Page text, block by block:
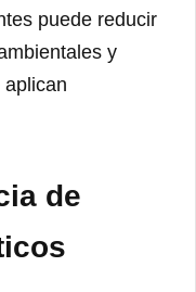
puede reducir
y
de